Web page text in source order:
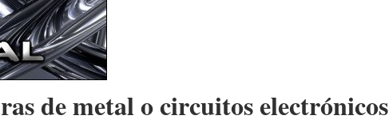
de metal o circuitos electrónicos